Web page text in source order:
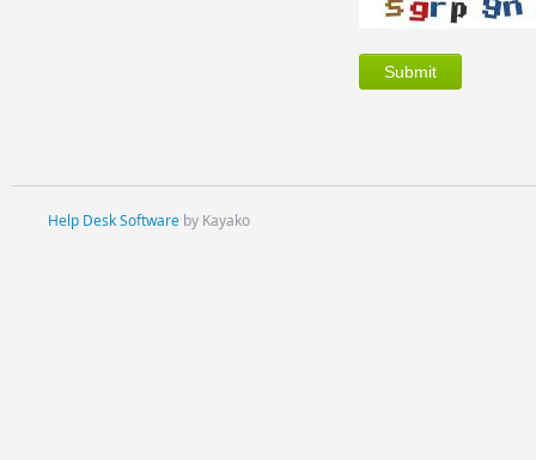
Help Desk Softwareby Kayako